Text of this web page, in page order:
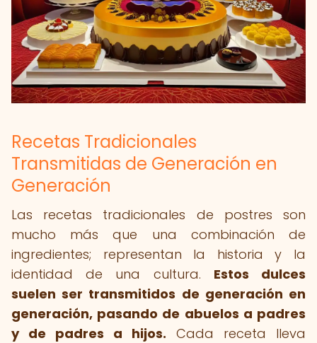
Recetas Tradicionales
Transmitidas de Generación en
Generación
Las recetas tradicionales de postres son
mucho más que una combinación de
ingredientes; representan la historia y la
identidad de una cultura. Estos dulces
suelen ser transmitidos de generación en
generación, pasando de abuelos a padres
y de padres a hijos. Cada receta lleva